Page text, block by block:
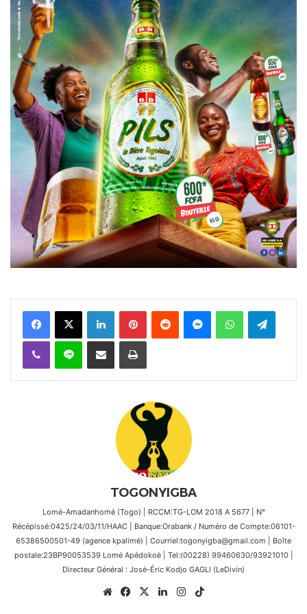
FacebookX Linkedin PinterestReddit MessengerWhatsAppTelegram
Viber Ligne Partager par email Imprimer
TOGONYIGBA
Lomé-Amadanhomé (Togo) | RCCM:TG-LOM 2018 A 5677 | N°
Récépissé:0425/24/03/11/HAAC | Banque:Orabank / Numéro de Compte:06101-
65386500501-49 (agence kpalimé) | Courriel:togonyigba@gmail.com | Boîte
postale:23BP90053539 Lomé Apédokoè | Tel:(00228) 99460630/93921010 |
Directeur Général : José-Éric Kodjo GAGLI (LeDivin)
WebsiteFacebook
X LinkedinInstagram